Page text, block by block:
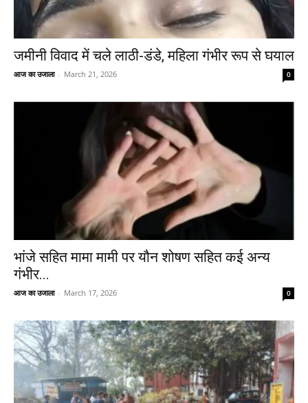
जमीनी विवाद में चले लाठी-डंडे, महिला गंभीर रूप से घयाल
आज का उजाला - March 21, 2026 0
भांजे सहित मामा मामी पर यौन शोषण सहित कई अन्य
गंभीर...
आज का उजाला - March 17, 2026 0